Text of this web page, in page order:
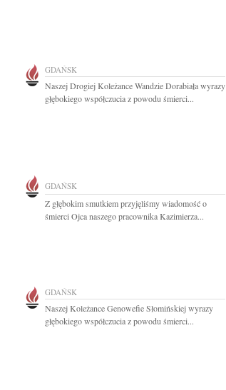
GDAŃSK
Naszej Drogiej Koleżance Wandzie Dorabiała wyrazy
głębokiego współczucia z powodu śmierci...
GDAŃSK
Z głębokim smutkiem przyjęliśmy wiadomość o
śmierci Ojca naszego pracownika Kazimierza...
GDAŃSK
Naszej Koleżance Genowefie Słomińskiej wyrazy
głębokiego współczucia z powodu śmierci...